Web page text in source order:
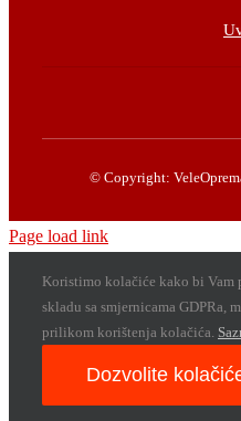
© Copyright:
Page load link
Koristimo kolačiće kako bi
skladu sa smjernicama GDPRa,
prilikom korištenja kolačića.
Dozvolite